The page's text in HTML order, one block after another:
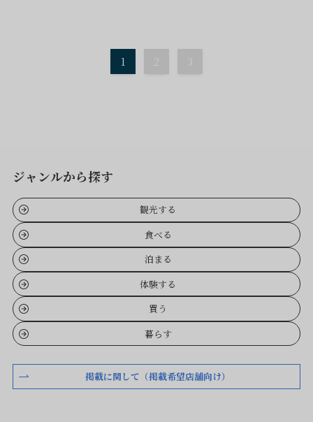
1 2 3
ジャンルから探す
観光する
食べる
泊まる
体験する
買う
暮らす
掲載に関して（掲載希望店舗向け）